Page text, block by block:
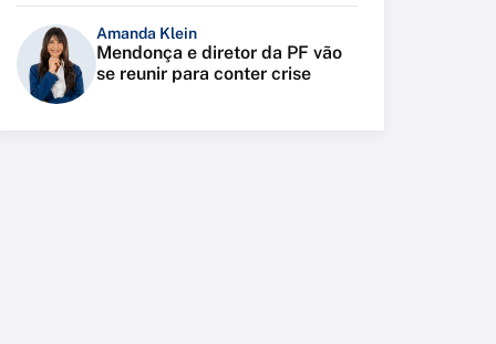
Amanda Klein
Mendonça e diretor da PF vão
se reunir para conter crise